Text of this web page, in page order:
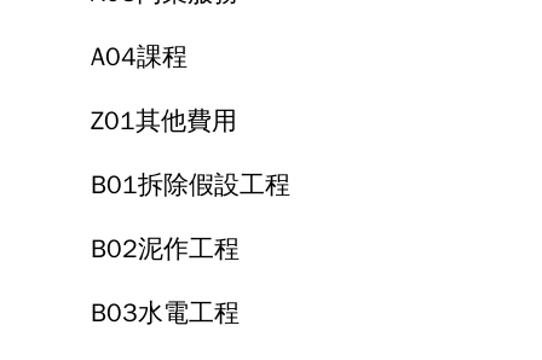
A04課程
Z01其他費用
B01拆除假設工程
B02泥作工程
B03水電工程